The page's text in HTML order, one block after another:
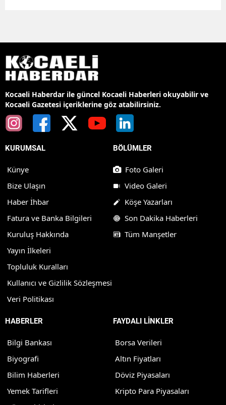
Kocaeli Haberdar ile güncel Kocaeli Haberleri okuyabilir ve
Kocaeli Gazetesi içeriklerine göz atabilirsiniz.
KURUMSAL
Künye
Bize Ulaşın
Haber İhbar
Fatura ve Banka Bilgileri
Kuruluş Hakkında
Yayın İlkeleri
Topluluk Kuralları
Kullanıcı ve Gizlilik Sözleşmesi
Veri Politikası
BÖLÜMLER
Foto Galeri
Video Galeri
Köşe Yazarları
Son Dakika Haberleri
Tüm Manşetler
HABERLER
Bilgi Bankası
Biyografi
Bilim Haberleri
Yemek Tarifleri
FAYDALI LİNKLER
Borsa Verileri
Altın Fiyatları
Döviz Piyasaları
Kripto Para Piyasaları